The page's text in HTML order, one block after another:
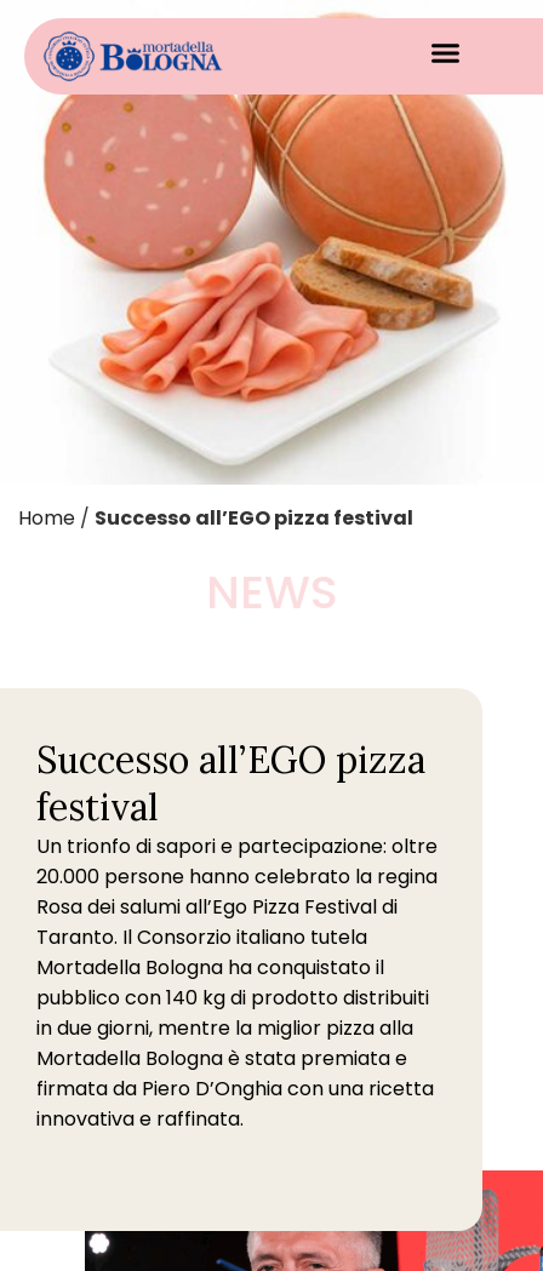
Home / Successo all’EGO pizza festival
NEWS
Successo all’EGO pizza
festival
Un trionfo di sapori e partecipazione: oltre
20.000 persone hanno celebrato la regina
Rosa dei salumi all’Ego Pizza Festival di
Taranto. Il Consorzio italiano tutela
Mortadella Bologna ha conquistato il
pubblico con 140 kg di prodotto distribuiti
in due giorni, mentre la miglior pizza alla
Mortadella Bologna è stata premiata e
firmata da Piero D’Onghia con una ricetta
innovativa e raffinata.